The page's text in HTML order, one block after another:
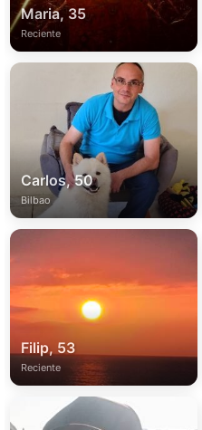
Maria, 35
Reciente
Carlos, 50
Bilbao
Filip, 53
Reciente